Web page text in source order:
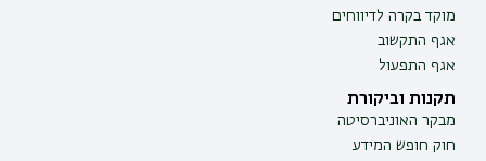
מוקד בקרה לדיווחים
אגף התקשוב
אגף התפעול
תקנות וביקורת
מבקר האוניברסיטה
חוק חופש המידע